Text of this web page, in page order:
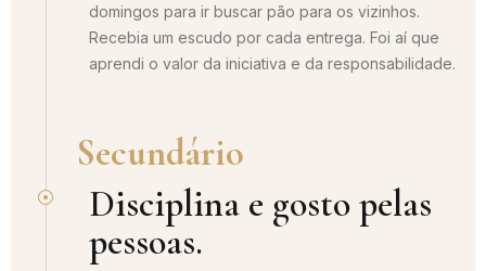
domingos para ir buscar pão para os vizinhos.
Recebia um escudo por cada entrega. Foi aí que
aprendi o valor da iniciativa e da responsabilidade.
Secundário
Disciplina e gosto pelas
pessoas.